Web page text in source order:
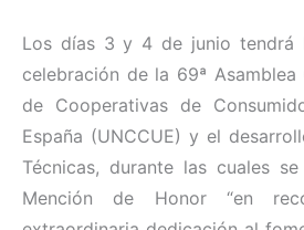
Los días 3 y 4 de junio tendrá
celebración de la 69ª Asamblea
de Cooperativas de
España (UNCCUE) y el
Técnicas, durante las cuales
Mención de Honor “en